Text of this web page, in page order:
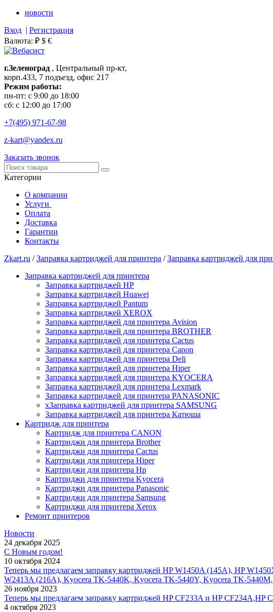
новости
Вход | Регистрация
Валюта: ₽ $ €
г.Зеленоград , Центральный пр-кт,
корп.433, 7 подъезд, офис 217
Режим работы:
пн-пт: с 9:00 до 18:00
сб: с 12:00 до 17:00
+7(495) 971-67-98
z-kart@yandex.ru
Заказать звонок
Категории
О компании
Услуги
Оплата
Доставка
Гарантии
Контакты
Zkart.ru /Заправка картриджей для принтера /Заправка картриджей для
Заправка картриджей для принтера
Заправка картриджей HP
Заправка картриджей Huawei
Заправка картриджей Pantum
Заправка картриджей XEROX
Заправка картриджей для принтера Avision
Заправка картриджей для принтера BROTHER
Заправка картриджей для принтера Cactus
Заправка картриджей для принтера Canon
Заправка картриджей для принтера Deli
Заправка картриджей для принтера Hiper
Заправка картриджей для принтера KYOCERA
Заправка картриджей для принтера Lexmark
Заправка картриджей для принтера PANASONIC
xЗаправка картриджей для принтера SAMSUNG
Заправка картриджей для принтера Катюша
Картридж для принтера
Картридж для принтера CANON
Картриджи для принтера Brother
Картриджи для принтера Cactus
Картриджи для принтера Hiper
Картриджи для принтера Hp
Картриджи для принтера Kyocera
Картриджи для принтера Panasonic
Картриджи для принтера Samsung
Картриджи для принтера Xerox
Ремонт принтеров
Новости
24 декабря 2025
С Новым годом!
10 октября 2024
Теперь мы предлагаем заправку картриджей HP W1450A (145A), HP
W2413A (216A), Kyocera TK-5440K, Kyocera TK-5440Y, Kyocera TK-
26 ноября 2023
Теперь мы предлагаем заправку картриджей HP CF233A и HP
4 октября 2023